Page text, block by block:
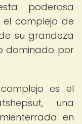
poderosa
el complejo de
su grandeza
dominado por
es el
una
en